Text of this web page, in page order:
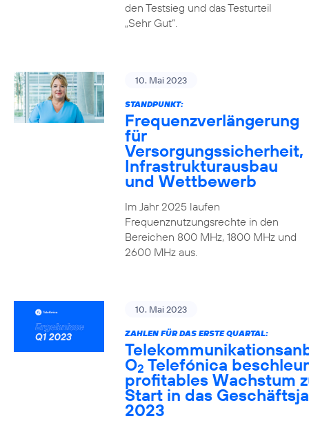
den Testsieg und das Testurteil
„Sehr Gut“.
10. Mai 2023
STANDPUNKT:
Frequenzverlängerung
für
Versorgungssicherheit,
Infrastrukturausbau
und Wettbewerb
Im Jahr 2025 laufen
Frequenznutzungsrechte in den
Bereichen 800 MHz, 1800 MHz und
2600 MHz aus.
10. Mai 2023
ZAHLEN FÜR DAS ERSTE QUARTAL:
O2 Telefónica
profitables Wachstum
Start in das
2023